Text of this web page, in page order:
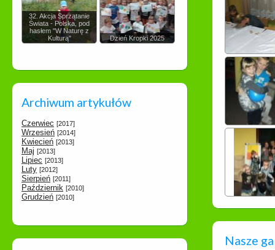
32. Akcja Sprzątanie
Świata - Polska, pod
hasłem "W Naturę z
Kulturą"
Dzień Kropki 2025
Archiwum artykułów
Czerwiec [2017]
Wrzesień [2014]
Kwiecień [2013]
Maj [2013]
Lipiec [2013]
Luty [2012]
Sierpień [2011]
Październik [2010]
Grudzień [2010]
Nasze